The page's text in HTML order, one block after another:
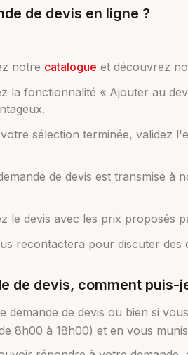
de devis en ligne ?
notre catalogue et découvrez
la fonctionnalité « Ajouter au
sélection terminée, validez
de devis est transmise à
le devis avec les prix proposés
recontactera pour discuter des
de devis, comment puis-
demande de devis ou bien si
8h00 à 18h00) et en vous